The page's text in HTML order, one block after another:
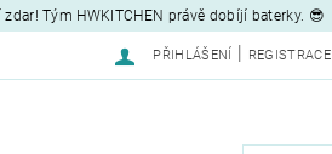
Tým HWKITCHEN právě dobíjí baterky. 😎
PŘIHLÁŠENÍ REGISTRACE